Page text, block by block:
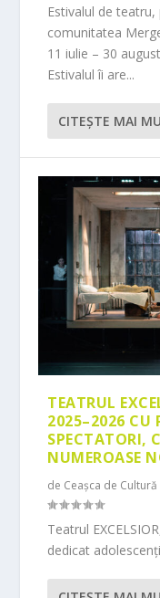
Estivalul de
comunitatea
11 iulie – 30
Estivalul îi are...
CITEŞTE MAI
TEATRUL
2025–2026 CU
SPECTATORI,
NUMEROASE
de Ceașca de Cultură
Teatrul
dedicat